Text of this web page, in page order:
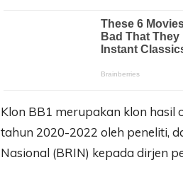
Klon BB1 merupakan klon hasil
tahun 2020-2022 oleh peneliti,
Nasional (BRIN) kepada dirjen